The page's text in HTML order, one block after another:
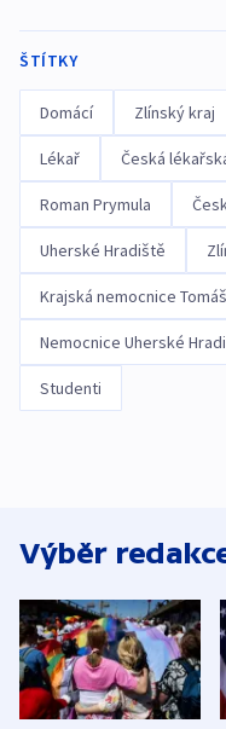
ŠTÍTKY
Domácí Zlínský kraj
Lékař Česká
Roman Prymula
Uherské Hradiště
Krajská nemocnice
Nemocnice Uherské
Studenti
Výběr